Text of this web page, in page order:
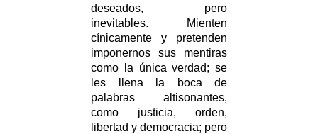
deseados, pero
inevitables. Mienten
cínicamente y pretenden
imponernos sus mentiras
como la única verdad; se
les llena la boca de
palabras altisonantes,
como justicia, orden,
libertad y democracia; pero